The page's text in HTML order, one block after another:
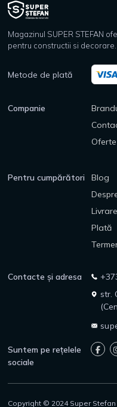
Magazinul SUPER STEFAN
pentru constructii si decorare.
Metode de plată
Companie
Pentru cumpărători
Blog
Livrare
Plată
Contacte și adresa
str.
Suntem pe rețelele
sociale
Copyright © 2024 Super Stefan